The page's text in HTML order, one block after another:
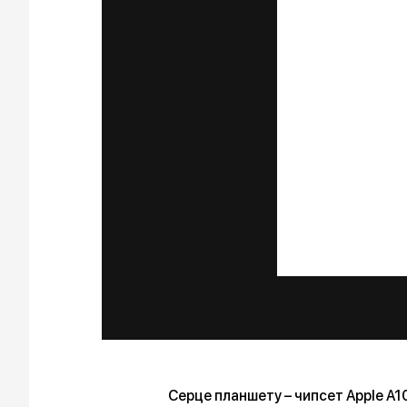
Серце планшету – чипсет Apple